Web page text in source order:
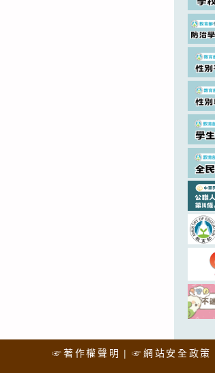
☞著作權聲明 ☞網站安全政策